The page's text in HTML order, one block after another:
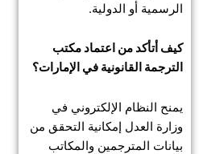
الرسمية أو الدولية.
كيف أتأكد من اعتماد مكتب
الترجمة القانونية في الإمارات؟
يمنح النظام الإلكتروني في
وزارة العدل إمكانية التحقق من
بيانات المترجمين والمكاتب